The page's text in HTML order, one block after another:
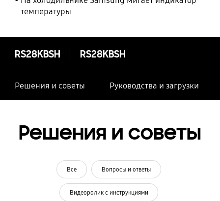
температуры
RS28KBSH RS28KBSH
Решения и советы Руководства и загрузки
Решения и советы
Все Вопросы и ответы
Видеоролик с инструкциями